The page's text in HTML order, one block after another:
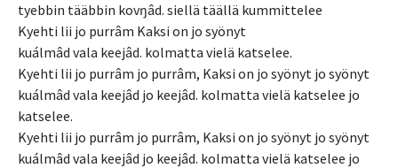
tyebbin tääbbin kovŋâd. siellä täällä kummittelee
Kyehti lii jo purrâm Kaksi on jo syönyt
kuálmâd vala keejâd. kolmatta vielä katselee.
Kyehti lii jo purrâm jo purrâm, Kaksi on jo syönyt jo syönyt
kuálmâd vala keejâd jo keejâd. kolmatta vielä katselee jo
katselee.
Kyehti lii jo purrâm jo purrâm, Kaksi on jo syönyt jo syönyt
kuálmâd vala keejâd jo keejâd. kolmatta vielä katselee jo